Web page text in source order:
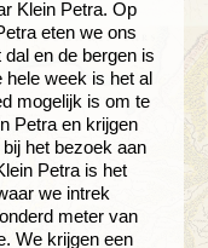
Klein Petra. Op
eten we ons
en de bergen is
hele week is het al
mogelijk is om te
Petra en krijgen
het bezoek aan
Petra is het
we intrek
meter van
We krijgen een